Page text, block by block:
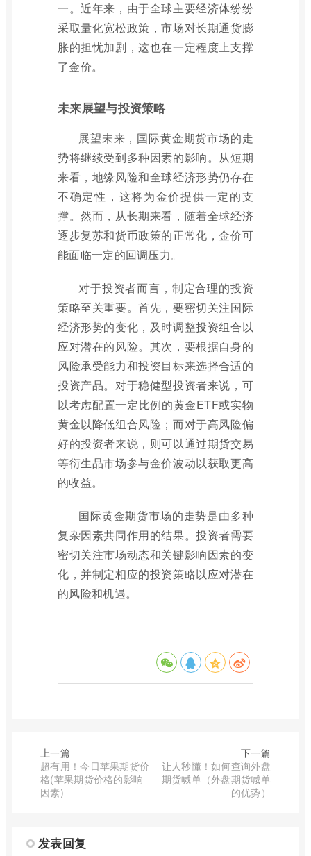
一。近年来，由于全球主要经济体纷纷
采取量化宽松政策，市场对长期通货膨
胀的担忧加剧，这也在一定程度上支撑
了金价。
未来展望与投资策略
展望未来，国际黄金期货市场的走
势将继续受到多种因素的影响。从短期
来看，地缘风险和全球经济形势仍存在
不确定性，这将为金价提供一定的支
撑。然而，从长期来看，随着全球经济
逐步复苏和货币政策的正常化，金价可
能面临一定的回调压力。
对于投资者而言，制定合理的投资
策略至关重要。首先，要密切关注国际
经济形势的变化，及时调整投资组合以
应对潜在的风险。其次，要根据自身的
风险承受能力和投资目标来选择合适的
投资产品。对于稳健型投资者来说，可
以考虑配置一定比例的黄金ETF或实物
黄金以降低组合风险；而对于高风险偏
好的投资者来说，则可以通过期货交易
等衍生品市场参与金价波动以获取更高
的收益。
国际黄金期货市场的走势是由多种
复杂因素共同作用的结果。投资者需要
密切关注市场动态和关键影响因素的变
化，并制定相应的投资策略以应对潜在
的风险和机遇。
上一篇
超有用！今日苹果期货价
格(苹果期货价格的影响
因素)
下一篇
让人秒懂！如何查询外盘
期货喊单（外盘期货喊单
的优势）
发表回复